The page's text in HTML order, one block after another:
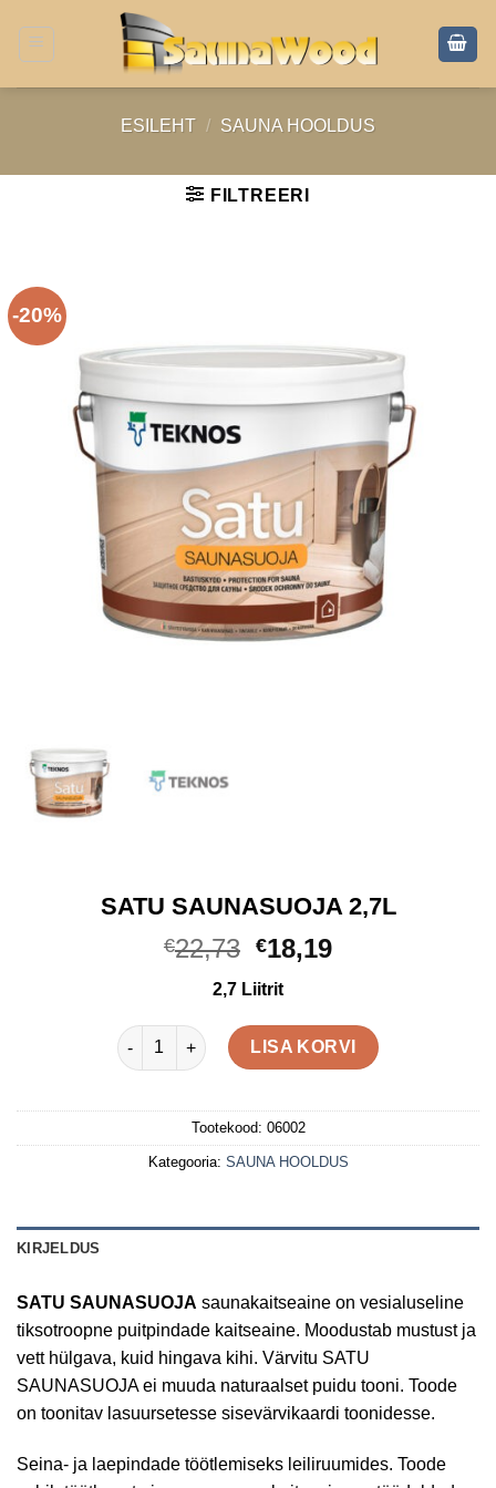
content
ESILEHT / SAUNA HOOLDUS
FILTREERI
-20%
SATU SAUNASUOJA 2,7L
€22,73 Algne
oli:
€22,73.
€18,19Praegune
€18,19.
2,7 Liitrit
SATU SAUNASUOJA 2,7L kogus
LISA KORVI
Tootekood: 06002
Kategooria: SAUNA HOOLDUS
KIRJELDUS
SATU SAUNASUOJA saunakaitseaine on vesialuseline
tiksotroopne puitpindade kaitseaine. Moodustab mustust ja
vett hülgava, kuid hingava kihi. Värvitu SATU
SAUNASUOJA ei muuda naturaalset puidu tooni. Toode
on toonitav lasuursetesse sisevärvikaardi toonidesse.
Seina- ja laepindade töötlemiseks leiliruumides. Toode